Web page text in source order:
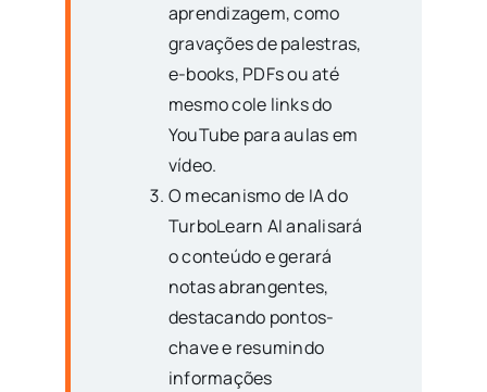
aprendizagem, como
gravações de palestras,
e-books, PDFs ou até
mesmo cole links do
YouTube para aulas em
vídeo.
O mecanismo de IA do
TurboLearn AI analisará
o conteúdo e gerará
notas abrangentes,
destacando pontos-
chave e resumindo
informações